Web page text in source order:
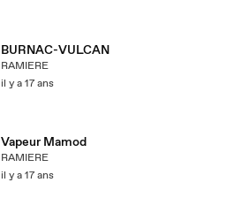
BURNAC-VULCAN
RAMIERE
il y a 17 ans
Vapeur Mamod
RAMIERE
il y a 17 ans